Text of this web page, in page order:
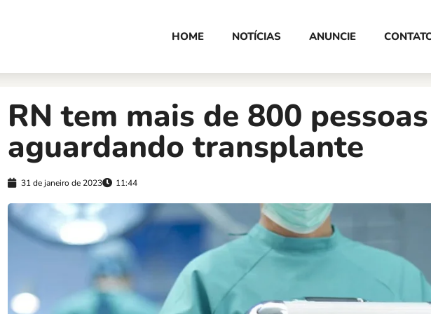
HOME NOTÍCIAS ANUNCIE
RN tem mais de 800 pessoas
aguardando transplante
31 de janeiro de 2023 11:44